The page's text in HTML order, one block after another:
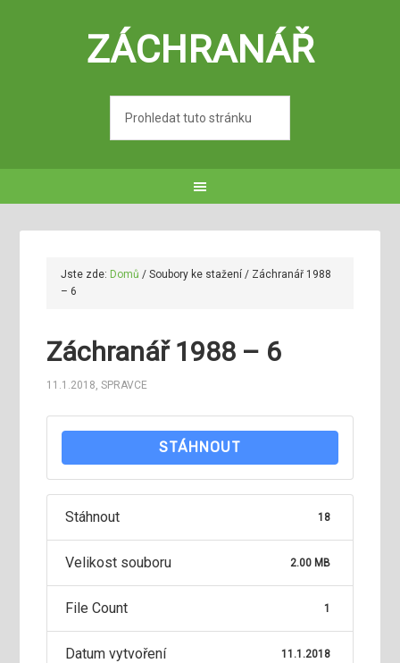
ZÁCHRANÁŘ
Jste zde: Domů / Soubory ke stažení/ Záchranář 1988
– 6
Záchranář 1988 – 6
11.1.2018,SPRAVCE
STÁHNOUT
Stáhnout 18
Velikost souboru 2.00 MB
File Count 1
Datum vytvoření 11.1.2018